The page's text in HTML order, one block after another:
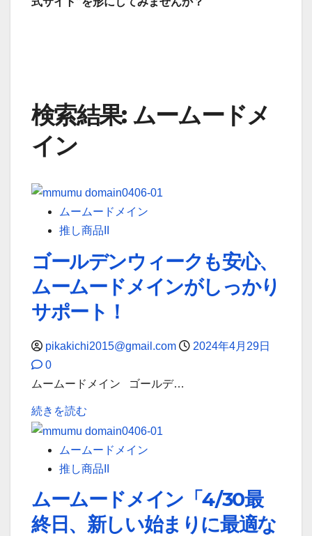
検索結果: ムームードメ
イン
ムームードメイン
推し商品II
ゴールデンウィークも安心、
ムームードメインがしっかり
サポート！
pikakichi2015@gmail.com
2024年4月29日
0
ムームードメイン ゴールデ…
続きを読む
ー
ル
デ
ウ
ィ
ムームードメイン
推し商品II
ムームードメイン「4/30最
終日、新しい始まりに最適な